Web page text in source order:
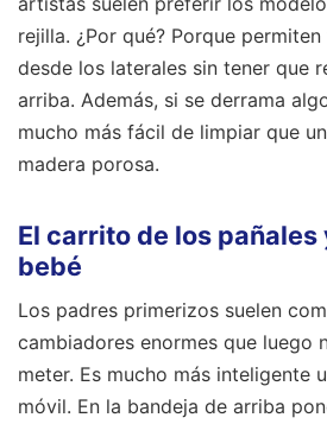
rejilla. ¿Por qué? Porque
desde los laterales sin tener que
arriba. Además, si se derrama
mucho más fácil de limpiar que
madera porosa.
El carrito de los
bebé
Los padres primerizos suelen
cambiadores enormes que luego
meter. Es mucho más inteligente
móvil. En la bandeja de arriba